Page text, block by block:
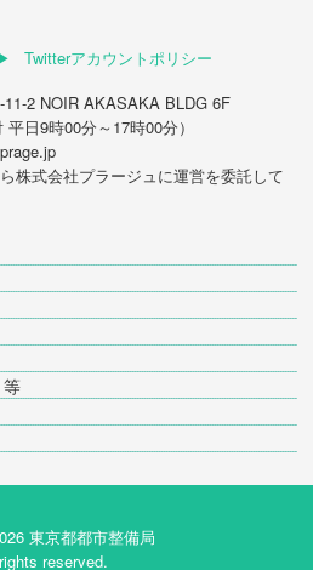
Twitterアカウントポリシー
2 NOIR AKASAKA BLDG 6F
日9時00分～17時00分）
株式会社プラージュに運営を委託して
東京都都市整備局
reserved.